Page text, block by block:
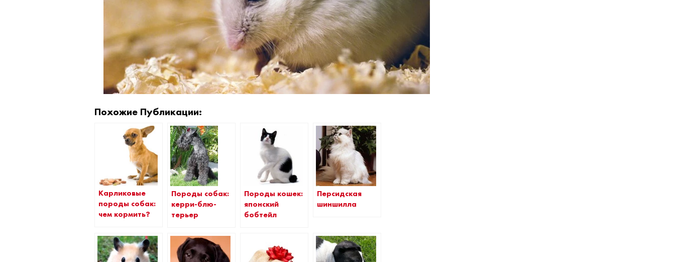
Похожие Публикации:
Карликовые
породы собак:
чем кормить?
Породы собак:
керри-блю-
терьер
Породы кошек:
японский
бобтейл
Персидская
шиншилла